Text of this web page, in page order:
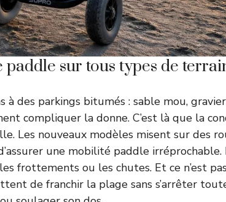
sur tous types de
des parkings bitumés : sable mou,
compliquer la donne. C’est là que la
Les nouveaux modèles misent sur des
une mobilité paddle
frottements ou les chutes. Et ce n’est
de franchir la plage sans s’arrêter